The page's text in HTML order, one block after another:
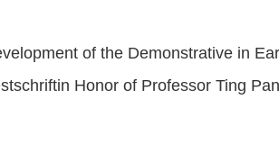
of the Demonstrative in
Honor of Professor Ting